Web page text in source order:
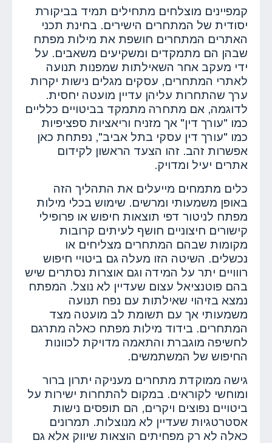
קמפיינים מוצלחים מתחילים תמיד בביקורת
יסודית של המתחרים הישירים. בחינת תכני
האתרים המתחרים חושפת את מילות מפתח
שבהן הם מתמקדים ומשקיעים משאבים. על
ידי מעקב אחר השאילתות שמפנות תנועה
לאתרי המתחרים, עסקים מגלים נישות יקרות
ערך שהתחרות עליהן עדיין מועטה יחסית.
לדוגמה, אם מתחרה מתמקד בביטויים כלליים
כמו "עורך דין" אך מזניח וריאציות ספציפיות
כמו "עורך דין עסקי בתל אביב", נפתחת כאן
אפשרות זהב. זהו הצעד הראשון לקידום
אתרים יעיל ומדויק.
כלים מתמחים מייעלים את התהליך הזה
באופן משמעותי ומרשים. שימוש בכלי מילות
מפתח לניטור דפי תוצאות חיפוש או פרופילי
קישורים חיצוניים חושף לעיתים קרובות
מקומות שבהם המתחרים מצליחים או
נכשלים. השיטה הזו מעלה גם ביטויי חיפוש
רווויים יתר על המידה וגם אוצרות נסתרים שיש
בהם פוטנציאל עצום שעדיין לא נוצל. המפתח
נמצא בזיהוי שאילתות עם נפח תנועה
משמעותי אך עם תשומת לב מועטה מצד
המתחרים. בידוד מילות מפתח כאלה מתרגם
לחשיפה מוגברת והתאמה מדויקת לכוונות
החיפוש של המשתמשים.
גישה ממוקדת מתחרים מעניקה יתרון ברור
ומוחשי לקוראים. במקום להתחרות ישירות על
ביטויים נפוצים ויקרים, הם תופסים נישות
אסטרטגיות שעדיין לא מנוצלות. תמרונים
כאלה לא רק מפחיתים הוצאות שיווק אלא גם